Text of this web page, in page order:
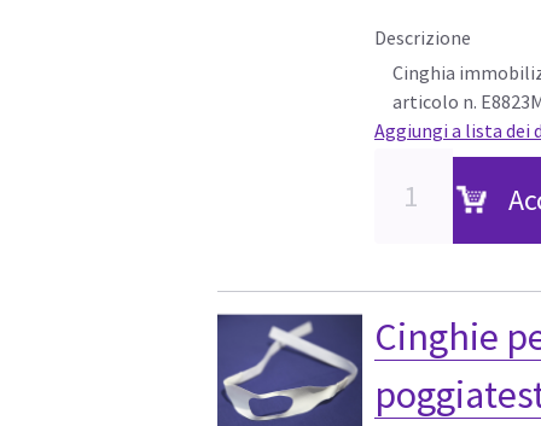
Descrizione
Cinghia
articolo n.
Aggiungi a lista dei
Cinghie